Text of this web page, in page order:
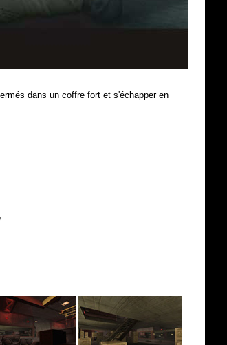
dans un coffre fort et s'échapper en